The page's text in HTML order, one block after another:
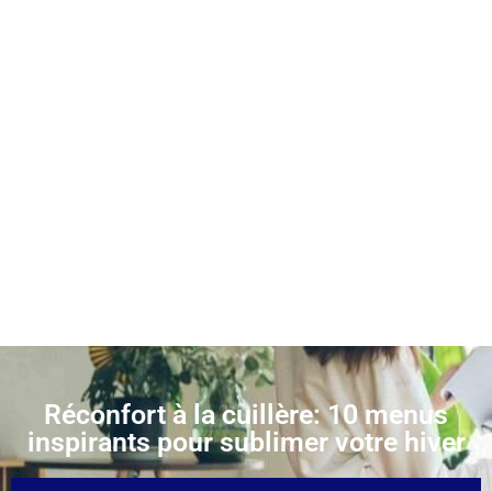
Réconfort à la cuillère: 10 menus
inspirants pour sublimer votre hiver